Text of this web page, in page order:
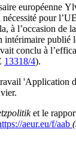
européenne
pour
à l’occasion de
intérimaire publié
conclu à
13318/4).
'Application
et le
aeur.eu/f/aab